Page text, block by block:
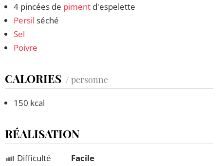
4 pincées de piment d'espelette
Persil séché
Sel
Poivre
CALORIES / personne
150 kcal
RÉALISATION
Difficulté
Facile